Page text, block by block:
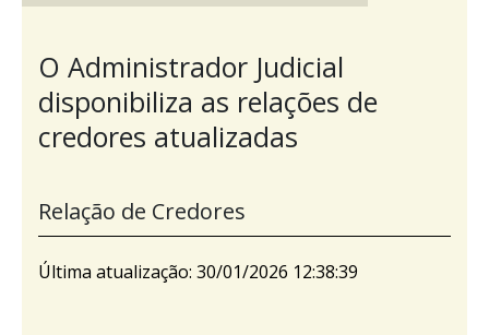
O Administrador Judicial
disponibiliza as relações de
credores atualizadas
Relação de Credores
Última atualização: 30/01/2026 12:38:39